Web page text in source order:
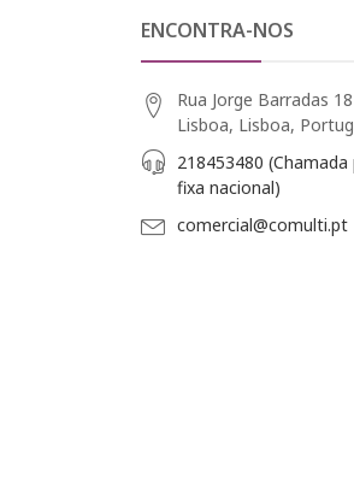
ENCONTRA-NOS
Rua Jorge Barradas
Lisboa, Lisboa,
218453480
fixa nacional)
comercial@comulti.pt